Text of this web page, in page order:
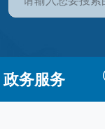
政务服务